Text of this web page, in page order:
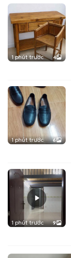
1 phút trước 4
1 phút trước 6
1 phút trước 9